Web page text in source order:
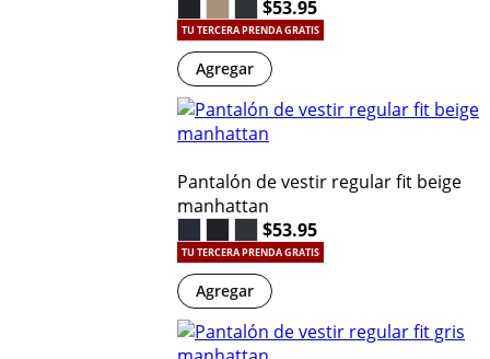
$53.95
TU TERCERA PRENDA GRATIS
Agregar
Pantalón de vestir regular fit beige
manhattan
$53.95
TU TERCERA PRENDA GRATIS
Agregar